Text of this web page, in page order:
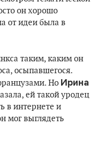
он хорошо
от идеи была в
таким, каким он
осыпавшегося.
Но Ирина
ей такой уродец
в интернете и
мог выглядеть